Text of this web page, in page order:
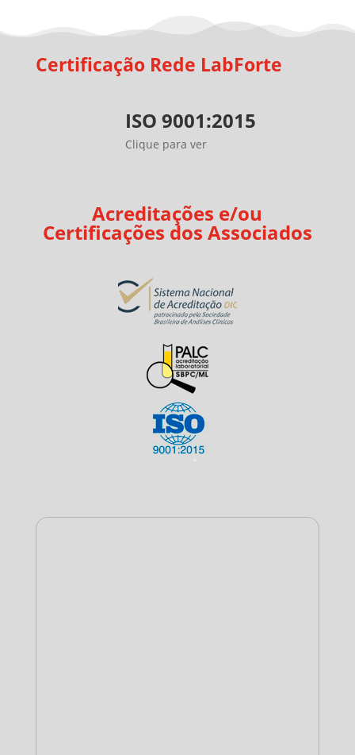
Certificação Rede LabForte
ISO 9001:2015
Clique para ver
Acreditações e/ou
Certificações dos Associados